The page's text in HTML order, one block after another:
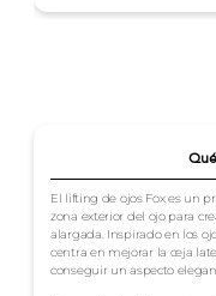
El lifting de ojos Fox es un
zona exterior del ojo para
alargada. Inspirado en los
centra en mejorar la ceja
conseguir un aspecto